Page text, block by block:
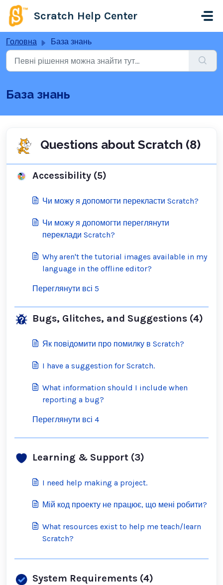
Перейти до головного вмісту
Scratch Help Center
Головна База знань
База знань
Questions about Scratch (8)
Accessibility (5)
Чи можу я допомогти перекласти Scratch?
Чи можу я допомогти переглянути
переклади Scratch?
Why aren't the tutorial images available in my
language in the offline editor?
Переглянути всі 5
Bugs, Glitches, and Suggestions (4)
Як повідомити про помилку в Scratch?
I have a suggestion for Scratch.
What information should I include when
reporting a bug?
Переглянути всі 4
Learning & Support (3)
I need help making a project.
Мій код проекту не працює, що мені робити?
What resources exist to help me teach/learn
Scratch?
System Requirements (4)